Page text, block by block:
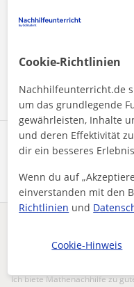
Profil teilen
Durch Klicken auf eine der
Enthält dieses
Ich biete Mathenachhilfe zu
Cookie-Richtlinien
Nachhilfeunterricht.de
um das grundlegende
gewährleisten, Inhalte
und deren Effektivität
dir ein besseres
Wenn du auf
einverstanden mit den
Richtlinien und
Cookie-Hinweis